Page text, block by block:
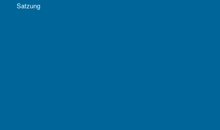
Satzung